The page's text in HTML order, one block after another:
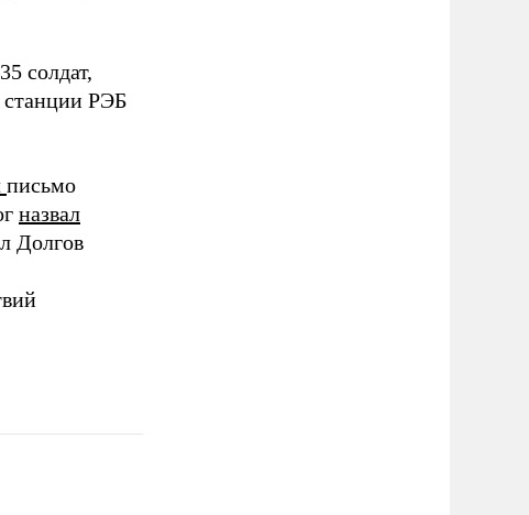
солдат,
станции РЭБ
письмо
назвал
Долгов